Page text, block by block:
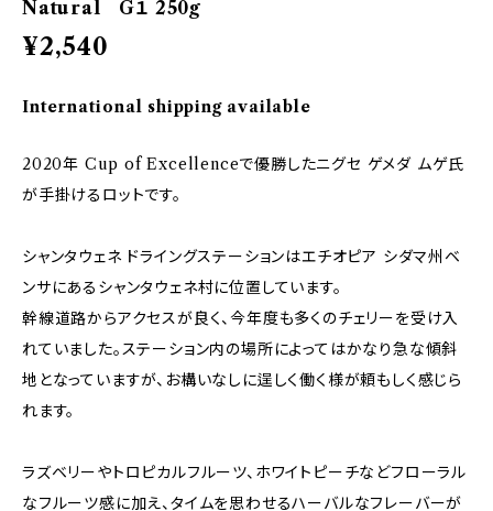
Natural G１ 250g
¥2,540
International shipping available
2020年 Cup of Excellenceで優勝したニグセ ゲメダ ムゲ氏
が手掛けるロットです。
シャンタウェネ ドライングステーションはエチオピア シダマ州ベ
ンサにあるシャンタウェネ村に位置しています。
幹線道路からアクセスが良く、今年度も多くのチェリーを受け入
れていました。ステーション内の場所によってはかなり急な傾斜
地となっていますが、お構いなしに逞しく働く様が頼もしく感じら
れます。
ラズベリーやトロピカルフルーツ、ホワイトピーチなどフローラル
なフルーツ感に加え、タイムを思わせるハーバルなフレーバーが